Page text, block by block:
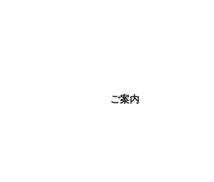
ご案内